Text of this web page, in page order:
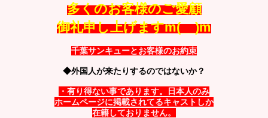
多くのお客様のご愛顧
御礼申し上げますm(__)m
千葉サンキューとお客様のお約束
◆外国人が来たりするのではないか？
・有り得ない事であります。日本人のみ
ホームページに掲載されてるキャストしか
在籍しておりません。